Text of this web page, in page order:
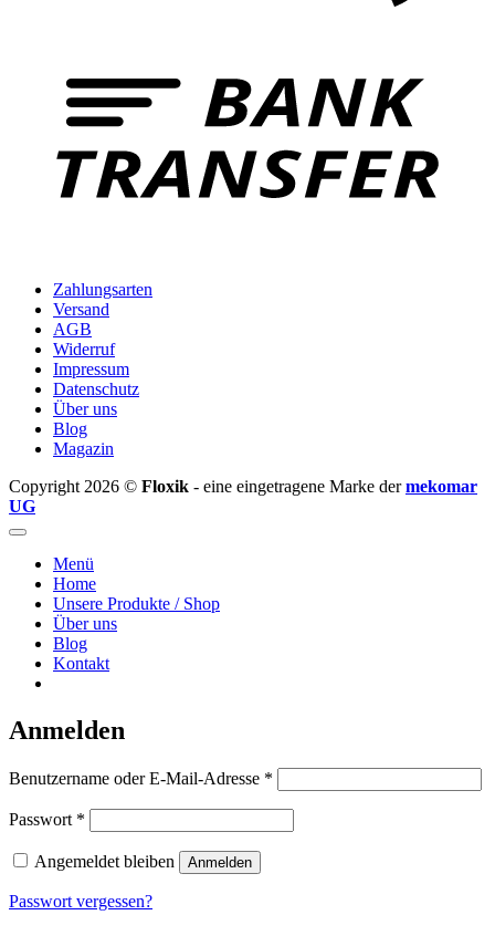
Zahlungsarten
Versand
AGB
Widerruf
Impressum
Datenschutz
Über uns
Blog
Magazin
Copyright 2026 © Floxik - eine eingetragene Marke dermekomar
UG
Menü
Home
Unsere Produkte / Shop
Über uns
Blog
Kontakt
Anmelden
Benutzername oder E-Mail-Adresse *
Passwort *
Angemeldet bleiben Anmelden
Passwort vergessen?